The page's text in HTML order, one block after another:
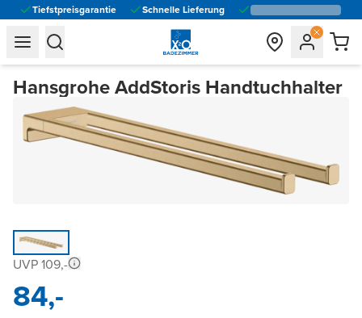
Tiefstpreisgarantie Schnelle Lieferung
general.navigation.toggle_menu.label
general.navigation.toggle_menu.label
Hansgrohe AddStoris Handtuchhalter
UVP 109,-
84,-